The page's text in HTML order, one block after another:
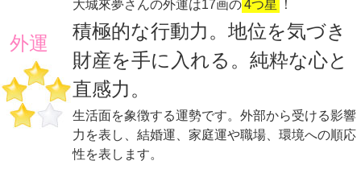
外運
大城來夢さんの外運は17画の4つ星 ！
積極的な行動力。地位を気づき
財産を手に入れる。純粋な心と
直感力。
生活面を象徴する運勢です。外部から受ける影響
力を表し、結婚運、家庭運や職場、環境への順応
性を表します。